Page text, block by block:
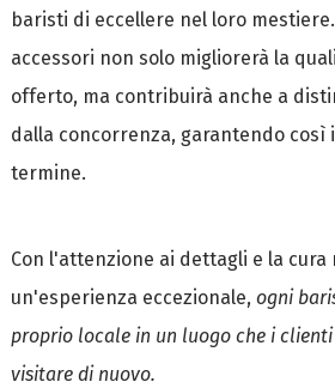
baristi di eccellere nel loro
accessori non solo migliorerà la
offerto, ma contribuirà anche a
dalla concorrenza, garantendo così
termine.
Con l'attenzione ai dettagli e la
un'esperienza eccezionale, ogni
proprio locale in un luogo che i
visitare di nuovo.